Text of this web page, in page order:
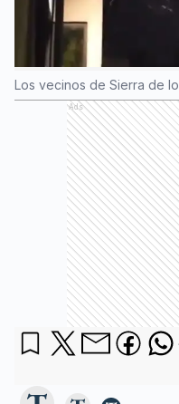
Los vecinos de Sierra de
Ads